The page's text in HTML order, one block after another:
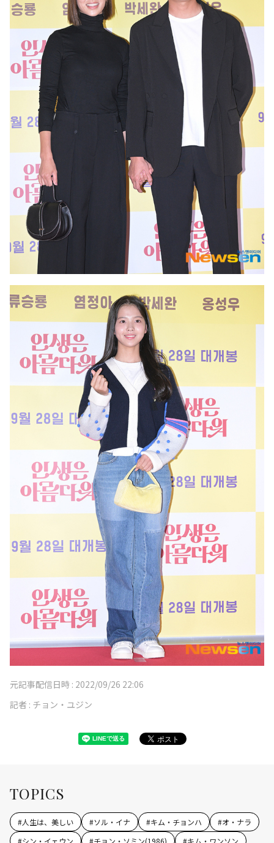
元記事配信日時 : 2022/09/26 22:06
記者 : チョン・ユジン
TOPICS
#人生は、美しい #ソル・イナ #キム・チョンハ #オ・ナラ